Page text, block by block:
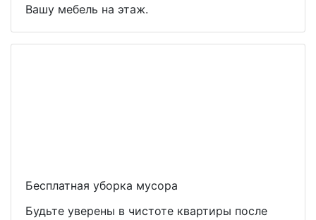
Вашу мебель на этаж.
Бесплатная уборка мусора
Будьте уверены в чистоте квартиры после